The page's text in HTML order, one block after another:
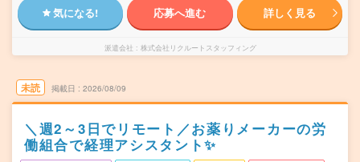
気になる! 応募へ進む 詳しく見る
派遣会社 株式会社リクルートスタッフィング
未読 掲載日 2026/08/09
＼週2～3日でリモート／お薬りメーカーの労
働組合で経理アシスタント✨